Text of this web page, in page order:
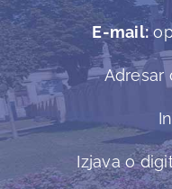
E-mail:
Adresar
Izjava o